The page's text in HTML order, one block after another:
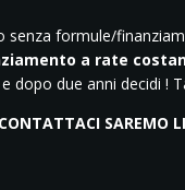
senza formule/
a rate
dopo due anni decidi !
SAREMO